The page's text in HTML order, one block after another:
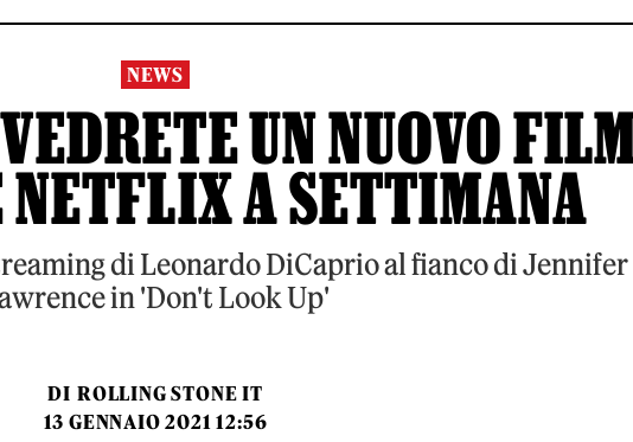
NEWS
UN NUOVO
A SETTIMANA
di Leonardo DiCaprio al fianco di Jennifer
in 'Don't Look Up'
DI ROLLING STONE IT
13 GENNAIO 2021 12:56